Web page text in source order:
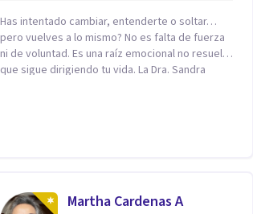
Has intentado cambiar, entenderte o soltar…
pero vuelves a lo mismo? No es falta de fuerza
ni de voluntad. Es una raíz emocional no resuelta
que sigue dirigiendo tu vida. La Dra. Sandra
complejos. Su enfoque terapéutico se
Martha Cardenas A